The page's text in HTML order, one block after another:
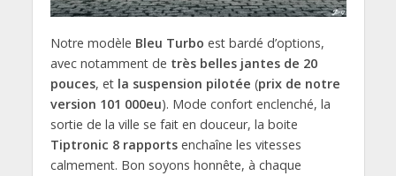
Notre modèle Bleu Turbo est bardé d’options,
avec notamment de très belles jantes de 20
pouces, et la suspension pilotée (prix de notre
version 101 000eu). Mode confort enclenché, la
sortie de la ville se fait en douceur, la boite
Tiptronic 8 rapportsenchaîne les vitesses
calmement. Bon soyons honnête, à chaque